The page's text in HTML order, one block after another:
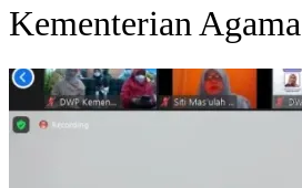
Kementerian Agama